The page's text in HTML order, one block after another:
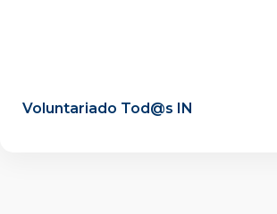
Voluntariado Tod@s IN